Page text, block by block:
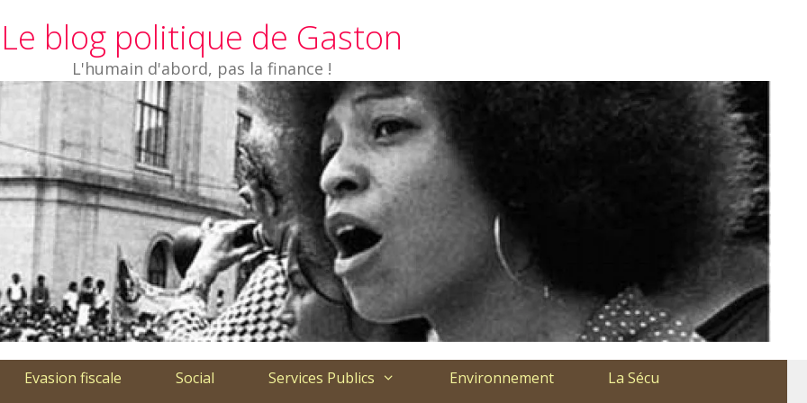
Le blog politique de Gaston
L'humain d'abord, pas la finance !
Evasion fiscale Social Services Publics Environnement
La Sécu